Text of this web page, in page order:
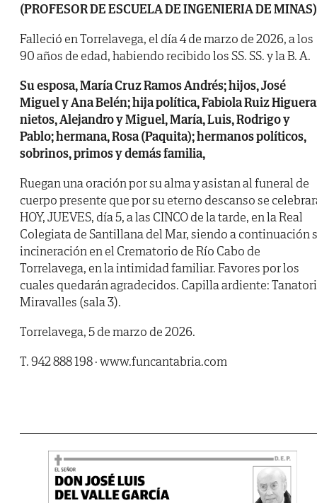
(PROFESOR DE ESCUELA DE INGENIERIA DE MINAS)
Falleció en Torrelavega, el día 4 de marzo de 2026, a los
90 años de edad, habiendo recibido los SS. SS. y la B. A.
Su esposa, María Cruz Ramos Andrés; hijos, José
Miguel y Ana Belén; hija política, Fabiola Ruiz
nietos, Alejandro y Miguel, María, Luis, Rodrigo y
Pablo; hermana, Rosa (Paquita); hermanos políticos,
sobrinos, primos y demás familia,
Ruegan una oración por su alma y asistan al funeral de
cuerpo presente que por su eterno descanso se
HOY, JUEVES, día 5, a las CINCO de la tarde, en la Real
Colegiata de Santillana del Mar, siendo a continuación
incineración en el Crematorio de Río Cabo de
Torrelavega, en la intimidad familiar. Favores por los
cuales quedarán agradecidos. Capilla ardiente:
Miravalles (sala 3).
Torrelavega, 5 de marzo de 2026.
T. 942 888 198 · www.funcantabria.com